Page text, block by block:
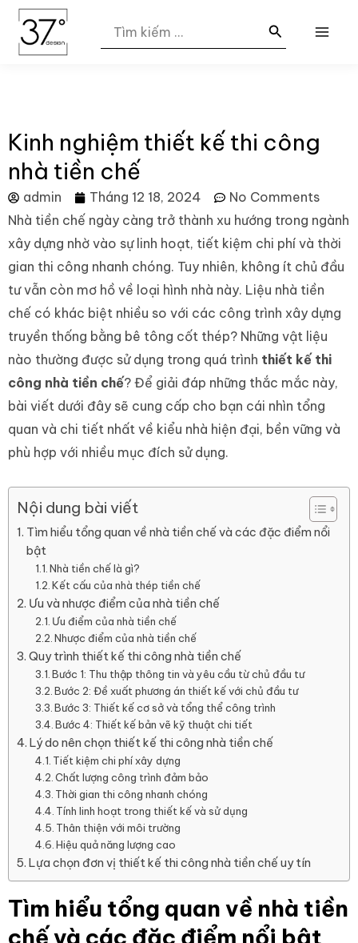
Nhảy
Search
for:
Kinh nghiệm thiết kế thi công
nhà tiền chế
admin Tháng 12 18, 2024
No Comments
Nhà tiền chế ngày càng trở thành xu hướng trong ngành
xây dựng nhờ vào sự linh hoạt, tiết kiệm chi phí và thời
gian thi công nhanh chóng. Tuy nhiên, không ít chủ đầu
tư vẫn còn mơ hồ về loại hình nhà này. Liệu nhà tiền
chế có khác biệt nhiều so với các công trình xây dựng
truyền thống bằng bê tông cốt thép? Những vật liệu
nào thường được sử dụng trong quá trình thiết kế thi
công nhà tiền chế? Để giải đáp những thắc mắc này,
bài viết dưới đây sẽ cung cấp cho bạn cái nhìn tổng
quan và chi tiết nhất về kiểu nhà hiện đại, bền vững và
phù hợp với nhiều mục đích sử dụng.
Nội dung bài viết
Tìm hiểu tổng quan về nhà tiền chế và các đặc điểm nổi
bật
Nhà tiền chế là gì?
Kết cấu của nhà thép tiền chế
Ưu và nhược điểm của nhà tiền chế
Ưu điểm của nhà tiền chế
Nhược điểm của nhà tiền chế
Quy trình thiết kế thi công nhà tiền chế
Bước 1: Thu thập thông tin và yêu cầu từ chủ đầu tư
Bước 2: Đề xuất phương án thiết kế với chủ đầu tư
Bước 3: Thiết kế cơ sở và tổng thể công trình
Bước 4: Thiết kế bản vẽ kỹ thuật chi tiết
Lý do nên chọn thiết kế thi công nhà tiền chế
Tiết kiệm chi phí xây dựng
Chất lượng công trình đảm bảo
Thời gian thi công nhanh chóng
Tính linh hoạt trong thiết kế và sử dụng
Thân thiện với môi trường
Hiệu quả năng lượng cao
Lựa chọn đơn vị thiết kế thi công nhà tiền chế uy tín
Tìm hiểu tổng quan về nhà tiền
chế và các đặc điểm nổi bật